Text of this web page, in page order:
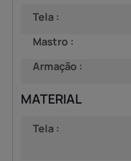
Tela :
Mastro :
Armação :
MATERIAL
Tela :